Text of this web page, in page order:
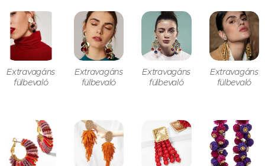
Extravagáns
fülbevaló
Extravagáns
fülbevaló
Extravagáns
fülbevaló
Extravagáns
fülbevaló